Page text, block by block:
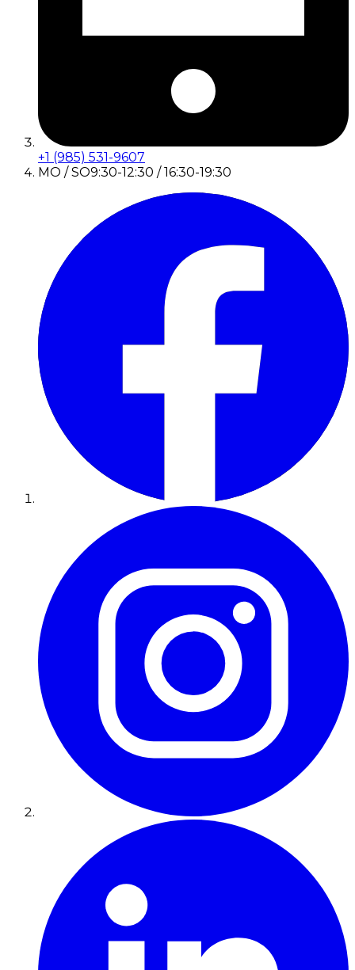
+1 (985) 531-9607
MO / SO9:30-12:30 / 16:30-19:30